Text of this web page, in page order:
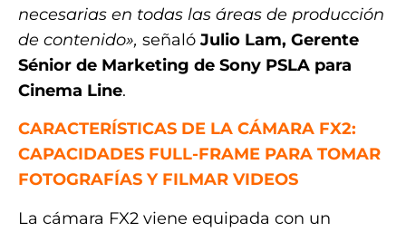
necesarias en todas las áreas de producción
de contenido», señalóJulio Lam, Gerente
Sénior de Marketing de Sony PSLA para
Cinema Line.
CARACTERÍSTICAS DE LA CÁMARA FX2:
CAPACIDADES FULL-FRAME PARA TOMAR
FOTOGRAFÍAS Y FILMAR VIDEOS
La cámara FX2 viene equipada con un